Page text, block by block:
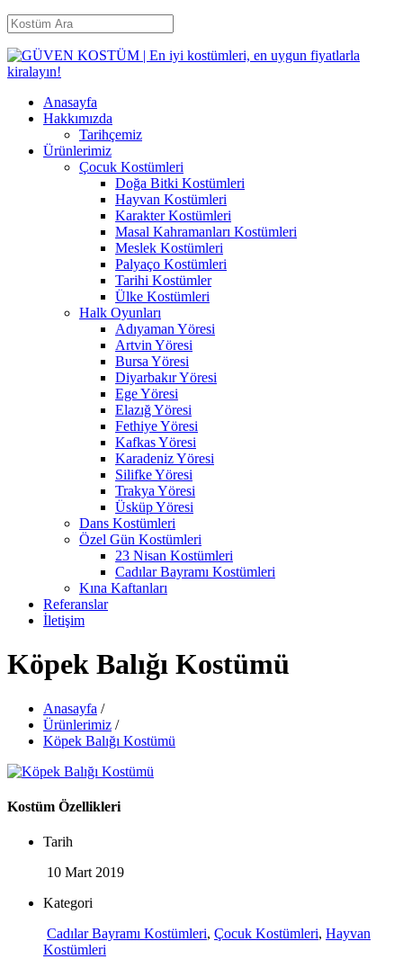
Anasayfa
Hakkımızda
Tarihçemiz
Ürünlerimiz
Çocuk Kostümleri
Doğa Bitki Kostümleri
Hayvan Kostümleri
Karakter Kostümleri
Masal Kahramanları Kostümleri
Meslek Kostümleri
Palyaço Kostümleri
Tarihi Kostümler
Ülke Kostümleri
Halk Oyunları
Adıyaman Yöresi
Artvin Yöresi
Bursa Yöresi
Diyarbakır Yöresi
Ege Yöresi
Elazığ Yöresi
Fethiye Yöresi
Kafkas Yöresi
Karadeniz Yöresi
Silifke Yöresi
Trakya Yöresi
Üsküp Yöresi
Dans Kostümleri
Özel Gün Kostümleri
23 Nisan Kostümleri
Cadılar Bayramı Kostümleri
Kına Kaftanları
Referanslar
İletişim
Köpek Balığı Kostümü
Anasayfa /
Ürünlerimiz /
Köpek Balığı Kostümü
Kostüm Özellikleri
Tarih
10 Mart 2019
Kategori
Cadılar Bayramı Kostümleri, Çocuk Kostümleri, Hayvan
Kostümleri